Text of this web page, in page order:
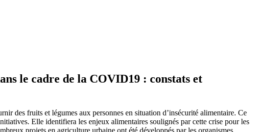
le cadre de la COVID19 : constats et
des fruits et légumes aux personnes en situation d’insécurité alimentaire. Ce
Elle identifiera les enjeux alimentaires soulignés par cette crise pour les
projets en agriculture urbaine ont été développés par les organismes